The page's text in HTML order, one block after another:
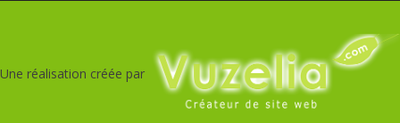
Une réalisation créée par